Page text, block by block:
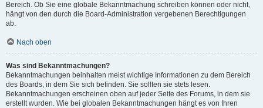
Bereich. Ob Sie eine globale Bekanntmachung schreiben können oder nicht,
hängt von den durch die Board-Administration vergebenen Berechtigungen
ab.
Nach oben
Was sind Bekanntmachungen?
Bekanntmachungen beinhalten meist wichtige Informationen zu dem Bereich
des Boards, in dem Sie sich befinden. Sie sollten sie stets lesen.
Bekanntmachungen erscheinen oben auf jeder Seite des Forums, in dem sie
erstellt wurden. Wie bei globalen Bekanntmachungen hängt es von Ihren